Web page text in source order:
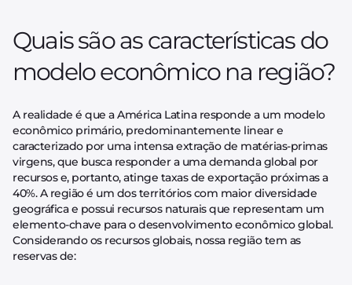
Quais são as características do
modelo econômico na região?
A realidade é que a América Latina responde a um modelo
econômico primário, predominantemente linear e
caracterizado por uma intensa extração de matérias-primas
virgens, que busca responder a uma demanda global por
recursos e, portanto, atinge taxas de exportação próximas a
40%. A região é um dos territórios com maior diversidade
geográfica e possui recursos naturais que representam um
elemento-chave para o desenvolvimento econômico global.
Considerando os recursos globais, nossa região tem as
reservas de: